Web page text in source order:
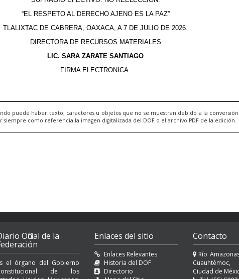
puede haber texto, caracteres u objetos que no se muestran debido a la
como referencia la imagen digitalizada del DOF o el archivo PDF de la edición.
Oficial de la
el órgano del Gobierno
de los
Enlaces del sitio
Enlaces Relevantes
Historia del DOF
Directorio
Contacto
Río
Ciudad de